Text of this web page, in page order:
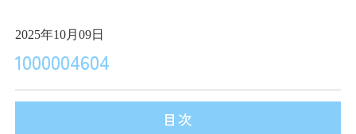
2025年10月09日
1000004604
目次